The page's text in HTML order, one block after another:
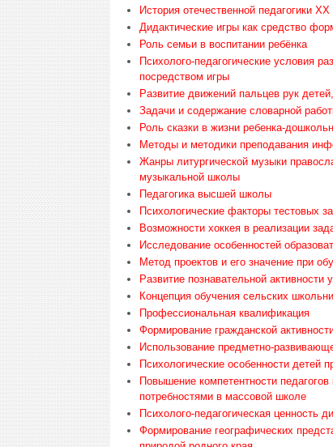
История отечественной педагогики
Дидактические игры как средство
Роль семьи в воспитании ребёнка
Психолого-педагогические условия
посредством игры
Развитие движений пальцев рук
Задачи и содержание словарной
Роль сказки в жизни ребенка-
Методы и методики преподавания
Жанры литургической музыки
музыкальной школы
Педагогика высшей школы
Психологические факторы тестовых
Возможности хоккея в реализации
Исследование особенностей
Метод проектов и его значение при
Развитие познавательной активности
Концепция обучения сельских
Профессиональная квалификация
Формирование гражданской
Использование предметно-
Психологические особенности детей
Повышение компетентности
потребностями в массовой школе
Психолого-педагогическая ценность
Формирование географических